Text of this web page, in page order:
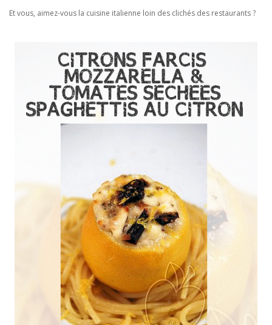
Et vous, aimez-vous la cuisine italienne loin des clichés des restaurants ?